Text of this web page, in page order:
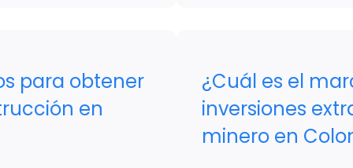
para obtener
en
¿Cuál es el
inversiones
minero en